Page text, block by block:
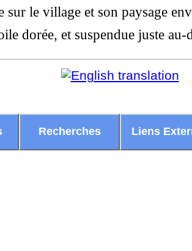
sur le village et son paysage
dorée, et suspendue juste au-
Recherches Liens